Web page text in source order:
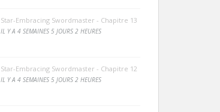
Star-Embracing Swordmaster - Chapitre 13
IL Y A 4 SEMAINES 5 JOURS 2 HEURES
Star-Embracing Swordmaster - Chapitre 12
IL Y A 4 SEMAINES 5 JOURS 2 HEURES